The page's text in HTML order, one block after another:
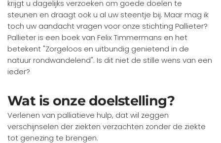
krijgt u dagelijks verzoeken om goede doelen te
steunen en draagt ook u al uw steentje bij. Maar mag ik
toch uw aandacht vragen voor onze stichting Pallieter?
Pallieter is een boek van Felix Timmermans en het
betekent "Zorgeloos en uitbundig genietend in de
natuur rondwandelend". Is dit niet de stille wens van een
ieder?
Wat is onze doelstelling?
Verlenen van palliatieve hulp, dat wil zeggen
verschijnselen der ziekten verzachten zonder de ziekte
tot genezing te brengen.